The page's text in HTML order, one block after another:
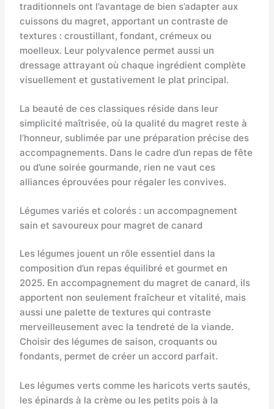
traditionnels ont l’avantage de bien s’adapter aux
cuissons du magret, apportant un contraste de
textures : croustillant, fondant, crémeux ou
moelleux. Leur polyvalence permet aussi un
dressage attrayant où chaque ingrédient complète
visuellement et gustativement le plat principal.
La beauté de ces classiques réside dans leur
simplicité maîtrisée, où la qualité du magret reste à
l’honneur, sublimée par une préparation précise des
accompagnements. Dans le cadre d’un repas de fête
ou d’une soirée gourmande, rien ne vaut ces
alliances éprouvées pour régaler les convives.
Légumes variés et colorés : un accompagnement
sain et savoureux pour magret de canard
Les légumes jouent un rôle essentiel dans la
composition d’un repas équilibré et gourmet en
2025. En accompagnement du magret de canard, ils
apportent non seulement fraîcheur et vitalité, mais
aussi une palette de textures qui contraste
merveilleusement avec la tendreté de la viande.
Choisir des légumes de saison, croquants ou
fondants, permet de créer un accord parfait.
Les légumes verts comme les haricots verts sautés,
les épinards à la crème ou les petits pois à la